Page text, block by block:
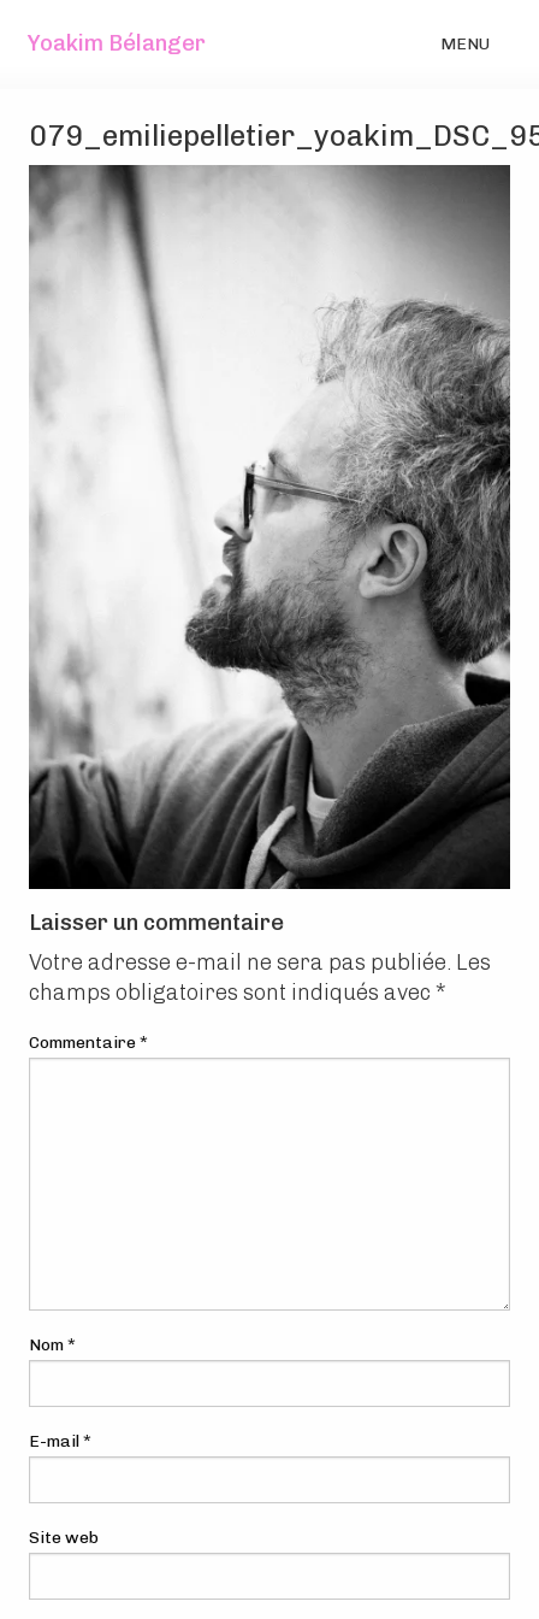
Yoakim Bélanger MENU
Laisser un commentaire
Votre adresse e-mail ne sera pas publiée. Les
champs obligatoires sont indiqués avec *
Commentaire*
Nom*
E-mail*
Site web